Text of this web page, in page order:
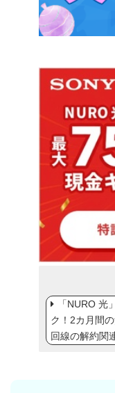
「NURO 光
ク！2カ月間
回線の解約関